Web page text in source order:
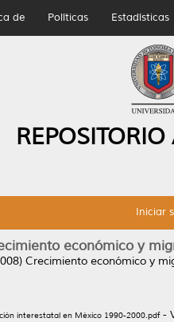
de Políticas Estadísticas
Iniciar
económico y
Crecimiento económico y
interestatal en México 1990-2000.pdf-